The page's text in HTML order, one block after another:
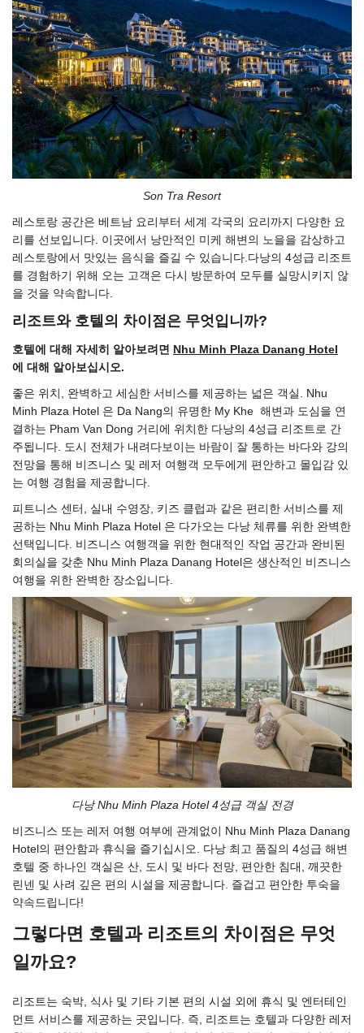
Son Tra Resort
레스토랑 공간은 베트남 요리부터 세계 각국의 요리까지 다양한 요
리를 선보입니다. 이곳에서 낭만적인 미케 해변의 노을을 감상하고
레스토랑에서 맛있는 음식을 즐길 수 있습니다.다낭의 4성급 리조트
를 경험하기 위해 오는 고객은 다시 방문하여 모두를 실망시키지 않
을 것을 약속합니다.
리조트와 호텔의 차이점은 무엇입니까?
호텔에 대해 자세히 알아보려면 Nhu Minh Plaza Danang Hotel
에 대해 알아보십시오.
좋은 위치, 완벽하고 세심한 서비스를 제공하는 넓은 객실. Nhu
Minh Plaza Hotel 은 Da Nang의 유명한 My Khe 해변과 도심을 연
결하는 Pham Van Dong 거리에 위치한 다낭의 4성급 리조트로 간
주됩니다. 도시 전체가 내려다보이는 바람이 잘 통하는 바다와 강의
전망을 통해 비즈니스 및 레저 여행객 모두에게 편안하고 몰입감 있
는 여행 경험을 제공합니다.
피트니스 센터, 실내 수영장, 키즈 클럽과 같은 편리한 서비스를 제
공하는 Nhu Minh Plaza Hotel 은 다가오는 다낭 체류를 위한 완벽한
선택입니다. 비즈니스 여행객을 위한 현대적인 작업 공간과 완비된
회의실을 갖춘 Nhu Minh Plaza Danang Hotel은 생산적인 비즈니스
여행을 위한 완벽한 장소입니다.
다낭 Nhu Minh Plaza Hotel 4성급 객실 전경
비즈니스 또는 레저 여행 여부에 관계없이 Nhu Minh Plaza Danang
Hotel의 편안함과 휴식을 즐기십시오. 다낭 최고 품질의 4성급 해변
호텔 중 하나인 객실은 산, 도시 및 바다 전망, 편안한 침대, 깨끗한
린넨 및 사려 깊은 편의 시설을 제공합니다. 즐겁고 편안한 투숙을
약속드립니다!
그렇다면 호텔과 리조트의 차이점은 무엇
일까요?
리조트는 숙박, 식사 및 기타 기본 편의 시설 외에 휴식 및 엔터테인
먼트 서비스를 제공하는 곳입니다. 즉, 리조트는 호텔과 다양한 레저